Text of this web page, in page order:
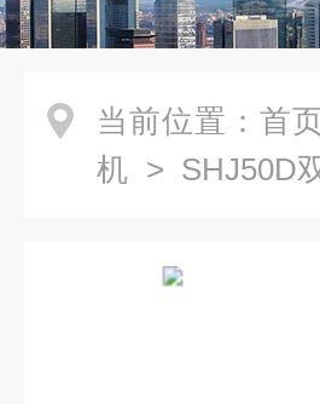
当前位置： 首
机 > SHJ50D